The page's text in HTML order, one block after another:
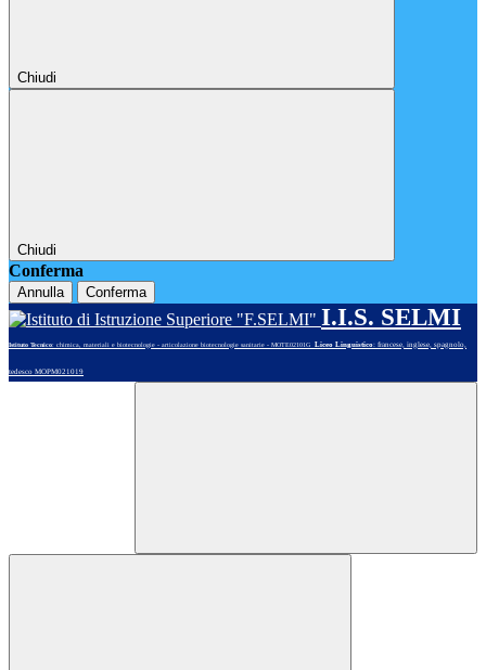
Chiudi
Chiudi
Conferma
Annulla Conferma
I.I.S. SELMI
Istituto Tecnico: chimica, materiali e biotecnologie - articolazione biotecnologie sanitarie - MOTE02101G Liceo Linguistico: francese, inglese, spagnolo,
tedesco MOPM021019